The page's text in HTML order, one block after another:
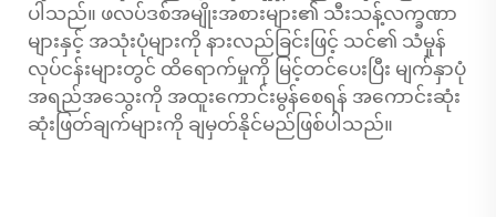
ပါသည်။ ဖလပ်ဒစ်အမျိုးအစားများ၏ သီးသန့်လက္ခဏာ
များနှင့် အသုံးပုံများကို နားလည်ခြင်းဖြင့် သင်၏ သံမှုန်
လုပ်ငန်းများတွင် ထိရောက်မှုကို မြင့်တင်ပေးပြီး မျက်နှာပုံ
အရည်အသွေးကို အထူးကောင်းမွန်စေရန် အကောင်းဆုံး
ဆုံးဖြတ်ချက်များကို ချမှတ်နိုင်မည်ဖြစ်ပါသည်။